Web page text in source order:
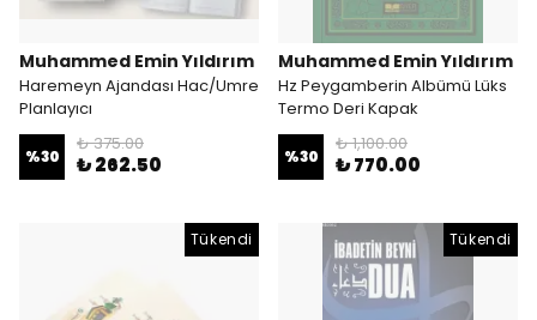
Muhammed Emin Yıldırım
Haremeyn Ajandası Hac/Umre
Planlayıcı
%30
₺ 375.00
₺ 262.50
Muhammed Emin Yıldırım
Hz Peygamberin Albümü Lüks
Termo Deri Kapak
%30
₺ 1,100.00
₺ 770.00
Tükendi Tükendi